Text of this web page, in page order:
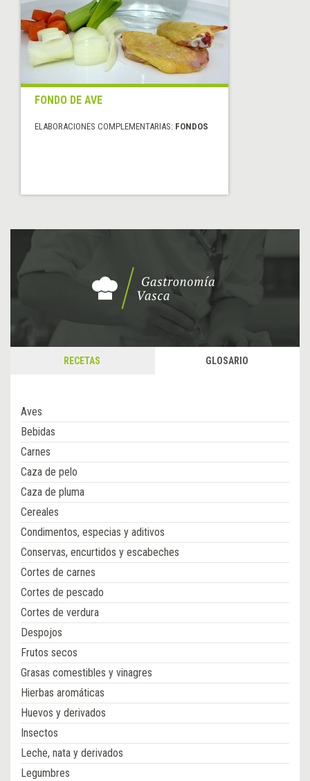
FONDO DE AVE
ELABORACIONES COMPLEMENTARIAS: FONDOS
RECETAS GLOSARIO
Aves
Bebidas
Carnes
Caza de pelo
Caza de pluma
Cereales
Condimentos, especias y aditivos
Conservas, encurtidos y escabeches
Cortes de carnes
Cortes de pescado
Cortes de verdura
Despojos
Frutos secos
Grasas comestibles y vinagres
Hierbas aromáticas
Huevos y derivados
Insectos
Leche, nata y derivados
Legumbres